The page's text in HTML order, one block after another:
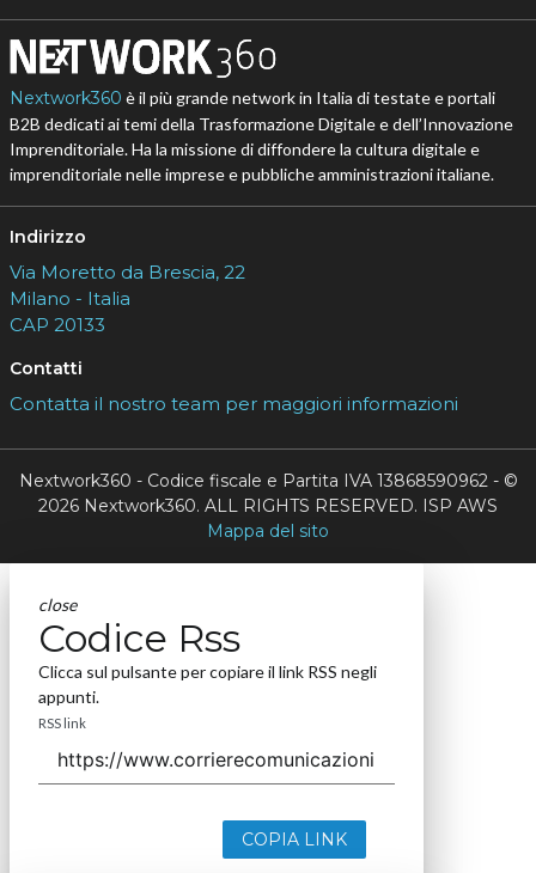
Nextwork360 è il più grande network in Italia di testate e portali
B2B dedicati ai temi della Trasformazione Digitale e dell’Innovazione
Imprenditoriale. Ha la missione di diffondere la cultura digitale e
imprenditoriale nelle imprese e pubbliche amministrazioni italiane.
Indirizzo
Via Moretto da Brescia, 22
Milano - Italia
CAP 20133
Contatti
Contatta il nostro team per maggiori informazioni
Nextwork360 - Codice fiscale e Partita IVA 13868590962 - ©
2026 Nextwork360. ALL RIGHTS RESERVED. ISP AWS
Mappa del sito
close
Codice Rss
Clicca sul pulsante per copiare il link RSS negli
appunti.
RSS link
COPIA LINK